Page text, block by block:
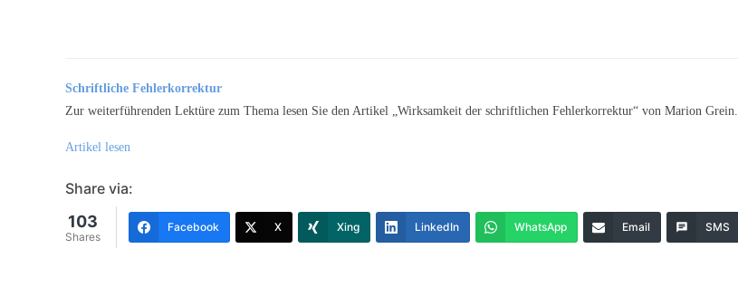
Schriftliche Fehlerkorrektur
Zur weiterführenden Lektüre zum Thema lesen Sie den Artikel „Wirksamkeit der schriftlichen Fehlerkorrektur“ von Marion Grein.
Artikel lesen
Share via:
103
Shares
Facebook X Xing LinkedIn WhatsApp Email SMS